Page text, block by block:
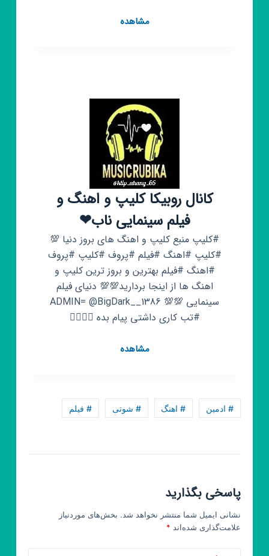
مشاهدهکانال
کانال روبیکا کلیپ و اهنگ و
فیلم سینمایی ناب❤
#کلیپ منبع کلیپ و اهنگ های بروز دنیا 💯
#کلیپ #اهنگ #فیلم #پروف #کلیپ #پروف
#اهنگ #فیلم بهترین و بروز ترین کلیپ و
اهنگ ها از اینجا بردارید💯💯 دنیای فیلم
سینمایی 💯💯 ADMIN= @BigDark__1386
#تب کاری داشتی پیام بده 👆🏻👆🏻
مشاهدهکانال
اهنگ
و
# ادمین # اهنگ # شوتی # فیلم
پاسخی بگذارید
نشانی ایمیل شما منتشر نخواهد شد. بخش‌های موردنیاز
علامت‌گذاری شده‌اند *